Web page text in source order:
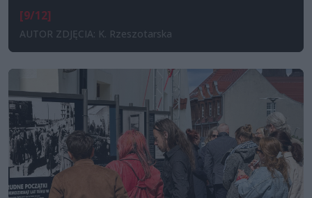
[9/12]
AUTOR ZDJĘCIA: K. Rzeszotarska